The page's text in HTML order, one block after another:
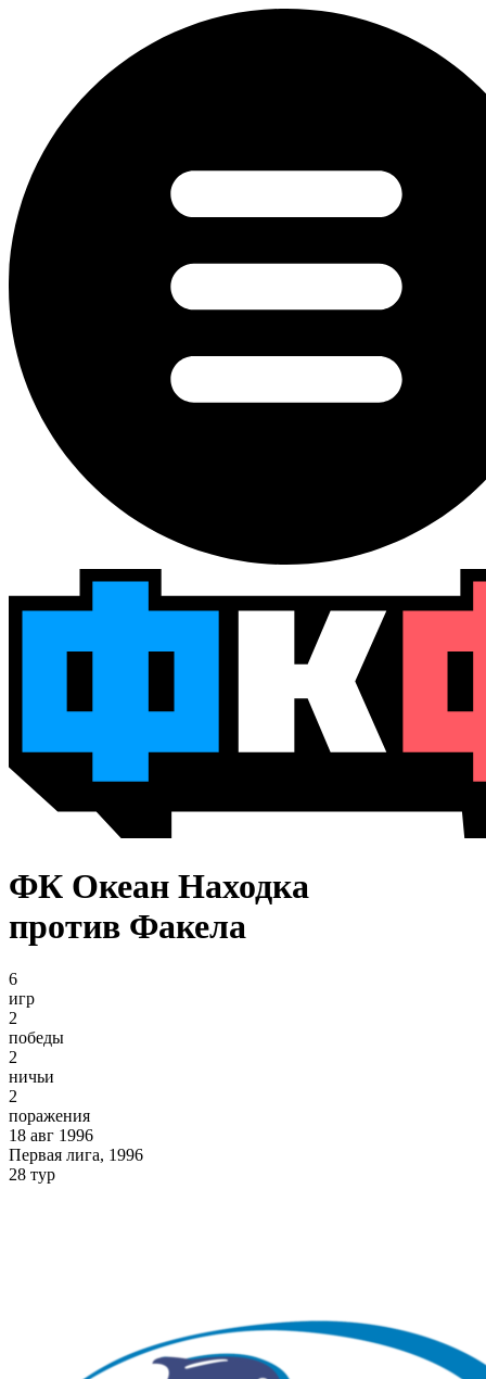
ФК Океан Находка
против Факела
6
игр
2
победы
2
ничьи
2
поражения
18 авг 1996
Первая лига, 1996
28 тур